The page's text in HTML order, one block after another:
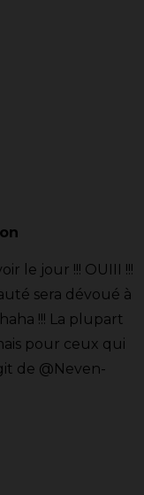
le jour !!! OUIII !!!
sera dévoué à
haha !!! La plupart
pour ceux qui
de @Neven-